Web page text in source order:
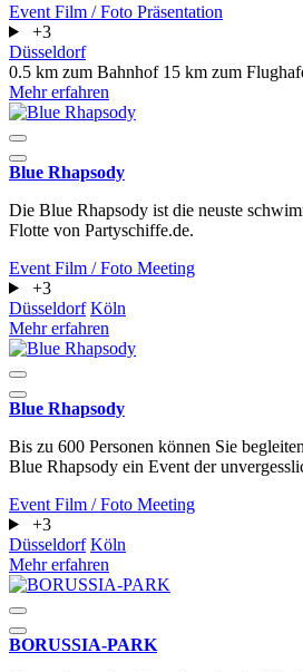
Event Film / Foto Präsentation
+3
Düsseldorf
0.5 km zum Bahnhof 15 km zum
Mehr erfahren
Blue Rhapsody
Die Blue Rhapsody ist die neuste
Flotte von Partyschiffe.de.
Event Film / Foto Meeting
+3
Düsseldorf Köln
Mehr erfahren
Blue Rhapsody
Bis zu 600 Personen können Sie
Blue Rhapsody ein Event der
Event Film / Foto Meeting
+3
Düsseldorf Köln
Mehr erfahren
BORUSSIA-PARK